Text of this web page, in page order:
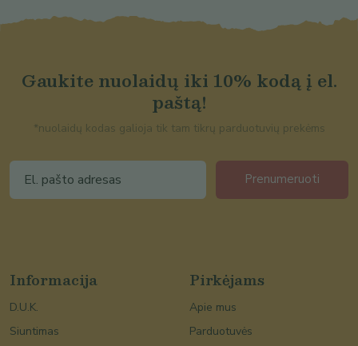
Gaukite nuolaidų iki 10% kodą į el.
paštą!
*nuolaidų kodas galioja tik tam tikrų parduotuvių prekėms
Prenumeruoti
Informacija
D.U.K.
Siuntimas
Pirkėjams
Apie mus
Parduotuvės